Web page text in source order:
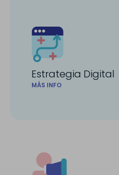
Estrategia Digital
MÁS INFO